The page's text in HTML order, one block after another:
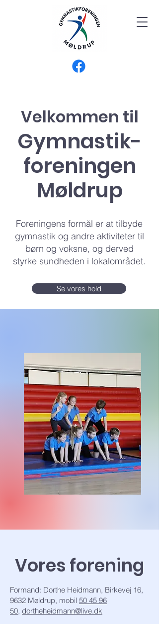
Velkommen til
Gymnastik-
foreningen
Møldrup
Foreningens formål er at tilbyde
gymnastik og andre aktiviteter til
børn og voksne, og derved
styrke sundheden i lokalområdet.
Se vores hold
Vores forening
Formand: Dorthe Heidmann, Birkevej 16,
9632 Møldrup, mobil 50 45 96
50, dortheheidmann@live.dk